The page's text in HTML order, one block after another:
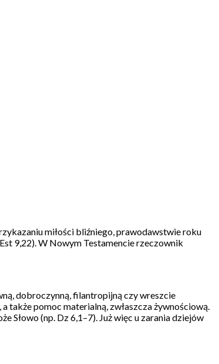
miłości bliźniego, prawodawstwie roku
9,22). W Nowym Testamencie rzeczownik
dobroczynną, filantropijną czy wreszcie
także pomoc materialną, zwłaszcza żywnościową.
(np. Dz 6,1–7). Już więc u zarania dziejów